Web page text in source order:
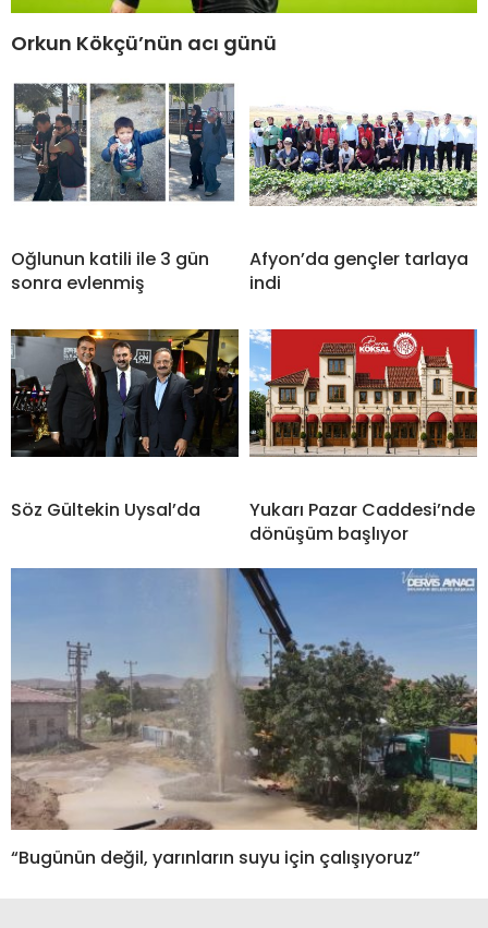
Orkun Kökçü’nün acı günü
Oğlunun katili ile 3 gün
sonra evlenmiş
Afyon’da gençler tarlaya
indi
Söz Gültekin Uysal’da
Yukarı Pazar Caddesi’nde
dönüşüm başlıyor
“Bugünün değil, yarınların suyu için çalışıyoruz”